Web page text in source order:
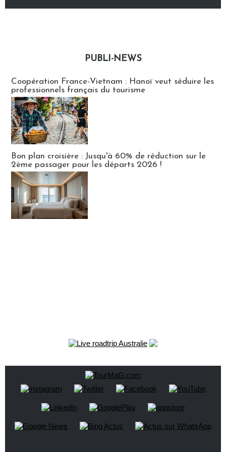
PUBLI-NEWS
Coopération France-Vietnam : Hanoï veut séduire les
professionnels français du tourisme
Bon plan croisière : Jusqu'à 60% de réduction sur le
2ème passager pour les départs 2026 !